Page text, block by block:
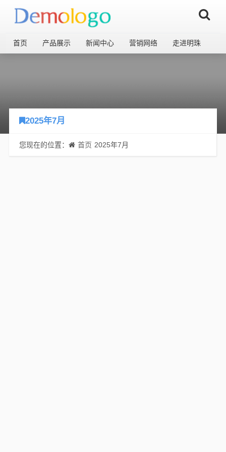
首页 产品展示 新闻中心 营销网络 走进明珠
2025年7月
您现在的位置： 首页 2025年7月